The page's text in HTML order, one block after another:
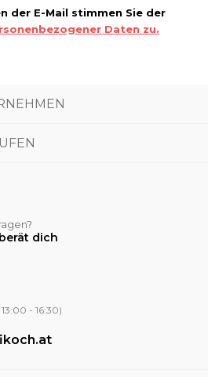
der E-Mail stimmen Sie der
Daten zu.
dich
- 16:30)